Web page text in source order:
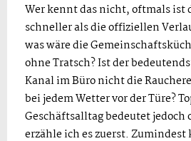
Wer kennt das nicht, oftmals ist
schneller als die offiziellen
was wäre die
ohne Tratsch? Ist der
Kanal im Büro nicht die
bei jedem Wetter vor der Türe?
Geschäftsalltag bedeutet
erzähle ich es zuerst.